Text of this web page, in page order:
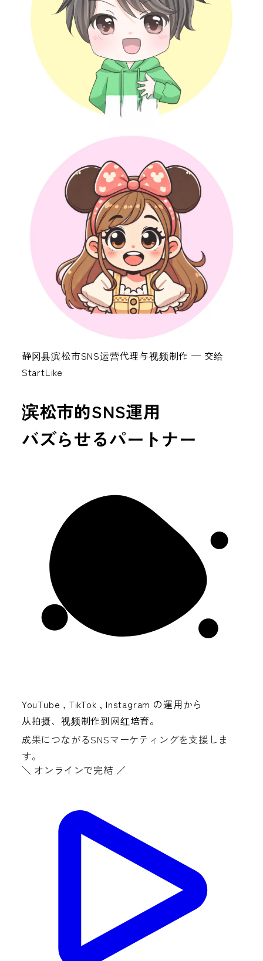
静冈县滨松市SNS运营代理与视频制作 — 交给
StartLike
滨松市的SNS運用
バズらせるパートナー
YouTube , TikTok , Instagram の運用から
从拍摄、视频制作到网红培育。
成果につながるSNSマーケティングを支援しま
す。
＼ オンラインで完結 ／